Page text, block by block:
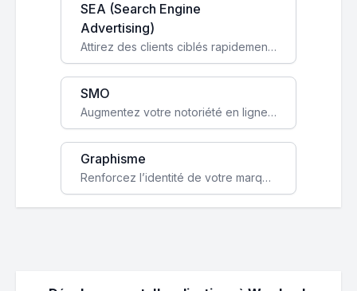
SEA (Search Engine
Advertising)
Attirez des clients ciblés rapidement avec des campagnes publicitaires payantes optimisées pour vos objectifs.
SMO
Augmentez votre notoriété en ligne et stimulez la croissance de votre entreprise grâce à une stratégie sociale sur mesure.
Graphisme
Renforcez l’identité de votre marque avec un design unique qui capte l’attention et engage vos clients.